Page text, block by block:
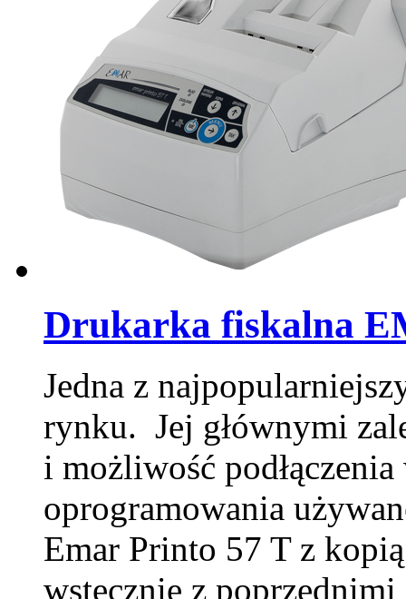
Drukarka fiskalna
Jedna z
rynku. Jej głównymi
i możliwość
oprogramowania
Emar Printo 57 T z
wstecznie z